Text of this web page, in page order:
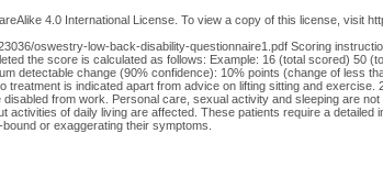
4.0 International License. To view a copy of this license, visit
oswestry-low-back-disability-questionnaire1.pdf Scoring
the score is calculated as follows: Example: 16 (total scored) 50
detectable change (90% confidence): 10% points (change of less
is indicated apart from advice on lifting sitting and
from work. Personal care, sexual activity and sleeping are
of daily living are affected. These patients require a
or exaggerating their symptoms.